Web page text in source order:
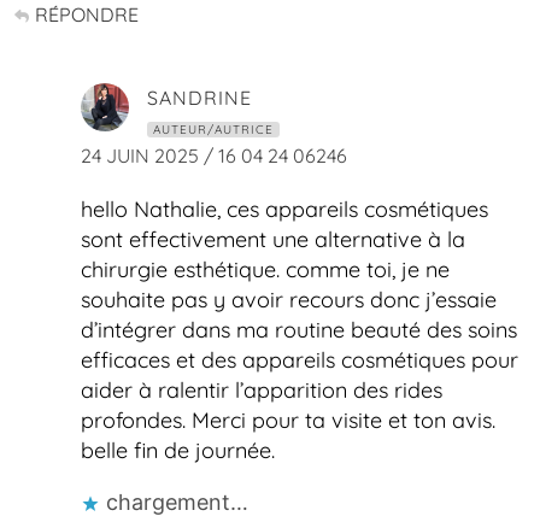
RÉPONDRE
SANDRINE
AUTEUR/AUTRICE
24 JUIN 2025 / 16 04 24 06246
hello Nathalie, ces appareils cosmétiques
sont effectivement une alternative à la
chirurgie esthétique. comme toi, je ne
souhaite pas y avoir recours donc j’essaie
d’intégrer dans ma routine beauté des soins
efficaces et des appareils cosmétiques pour
aider à ralentir l’apparition des rides
profondes. Merci pour ta visite et ton avis.
belle fin de journée.
chargement…